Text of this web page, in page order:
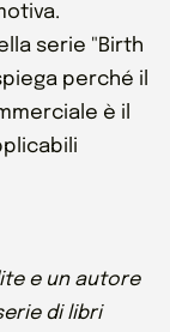
serie "Birth
perché il
è il
e un autore
di libri